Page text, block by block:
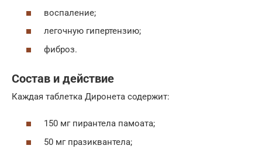
воспаление;
легочную гипертензию;
фиброз.
Состав и действие
Каждая таблетка Диронета содержит:
150 мг пирантела памоата;
50 мг празиквантела;